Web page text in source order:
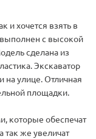
и хочется взять в
выполнен с высокой
сделана из
Экскаватор
на улице. Отличная
площадки.
которые обеспечат
так же увеличат